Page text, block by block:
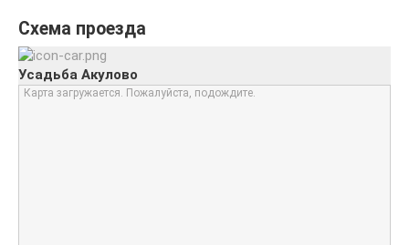
Схема проезда
Усадьба Акулово
Карта загружается. Пожалуйста, подождите.